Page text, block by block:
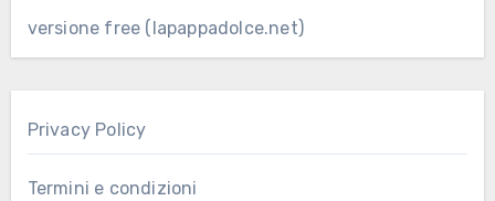
versione free (lapappadolce.net)
Privacy Policy
Termini e condizioni